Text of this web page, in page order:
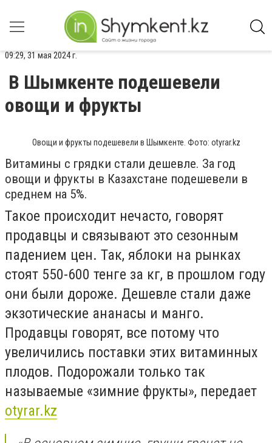
09:29, 31 мая 2024 г.
В Шымкенте подешевели
овощи и фрукты
Овощи и фрукты подешевели в Шымкенте. Фото: otyrar.kz
Витамины с грядки стали дешевле. За год
овощи и фрукты в Казахстане подешевели в
среднем на 5%.
Такое происходит нечасто, говорят
продавцы и связывают это сезонным
падением цен. Так, яблоки на рынках
стоят 550-600 тенге за кг, в прошлом году
они были дороже. Дешевле стали даже
экзотические ананасы и манго.
Продавцы говорят, все потому что
увеличились поставки этих витаминных
плодов. Подорожали только так
называемые «зимние фрукты», передает
otyrar.kz